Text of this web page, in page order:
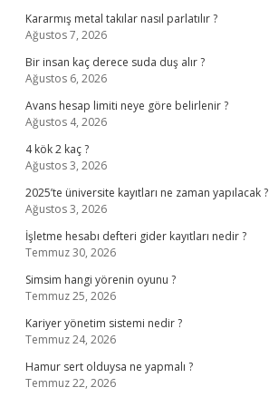
Kararmış metal takılar nasıl parlatılır ?
Ağustos 7, 2026
Bir insan kaç derece suda duş alır ?
Ağustos 6, 2026
Avans hesap limiti neye göre belirlenir ?
Ağustos 4, 2026
4 kök 2 kaç ?
Ağustos 3, 2026
2025’te üniversite kayıtları ne zaman yapılacak ?
Ağustos 3, 2026
İşletme hesabı defteri gider kayıtları nedir ?
Temmuz 30, 2026
Simsim hangi yörenin oyunu ?
Temmuz 25, 2026
Kariyer yönetim sistemi nedir ?
Temmuz 24, 2026
Hamur sert olduysa ne yapmalı ?
Temmuz 22, 2026